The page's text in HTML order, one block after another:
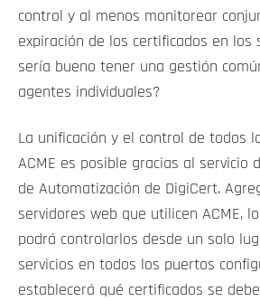
control y al menos monitorear
expiración de los certificados en los
sería bueno tener una gestión
agentes individuales?
La unificación y el control de todos
ACME es posible gracias al servicio
de Automatización de DigiCert.
servidores web que utilicen ACME,
podrá controlarlos desde un solo
servicios en todos los puertos
establecerá qué certificados se